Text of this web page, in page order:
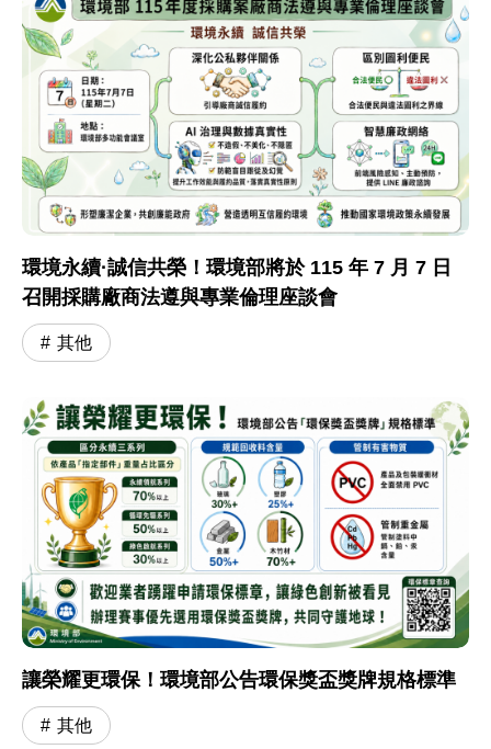
環境永續·誠信共榮！環境部將於 115 年 7 月 7 日
召開採購廠商法遵與專業倫理座談會
其他
讓榮耀更環保！環境部公告環保獎盃獎牌規格標準
其他